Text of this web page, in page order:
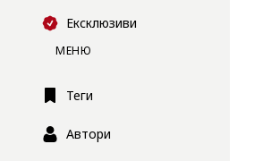
Ексклюзиви
МЕНЮ
Теги
Автори